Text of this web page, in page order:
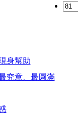
身幫助
究意、最圓滿